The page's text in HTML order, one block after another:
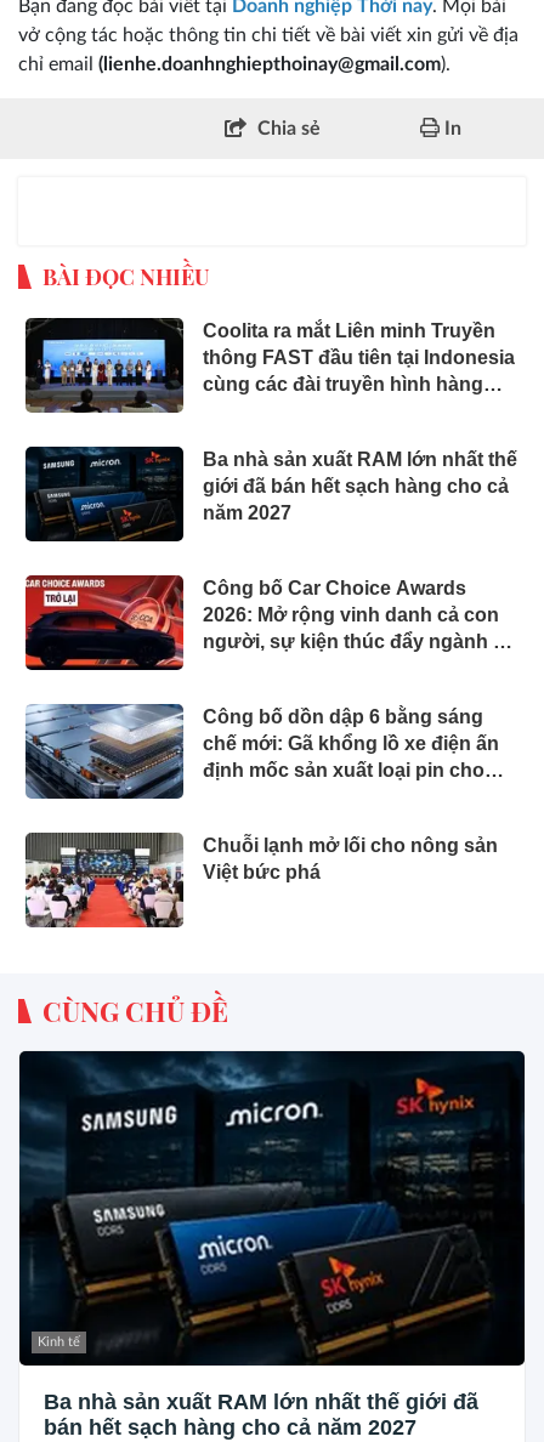
Bạn đang đọc bài viết tại Doanh nghiệp Thời nay. Mọi bài
vở cộng tác hoặc thông tin chi tiết về bài viết xin gửi về địa
chỉ email (lienhe.doanhnghiepthoinay@gmail.com).
Chia sẻ In
BÀI ĐỌC NHIỀU
Coolita ra mắt Liên minh Truyền
thông FAST đầu tiên tại Indonesia
cùng các đài truyền hình hàng
Ba nhà sản xuất RAM lớn nhất thế
giới đã bán hết sạch hàng cho cả
năm 2027
Công bố Car Choice Awards
2026: Mở rộng vinh danh cả con
người, sự kiện thúc đẩy ngành xe
Công bố dồn dập 6 bằng sáng
chế mới: Gã khổng lồ xe điện ấn
định mốc sản xuất loại pin cho
Chuỗi lạnh mở lối cho nông sản
Việt bức phá
CÙNG CHỦ ĐỀ
Kinh tế
Ba nhà sản xuất RAM lớn nhất thế giới đã
bán hết sạch hàng cho cả năm 2027